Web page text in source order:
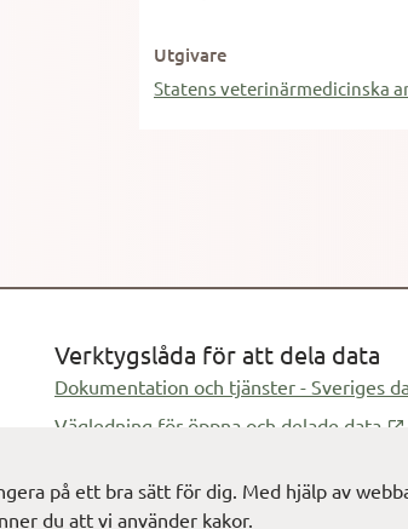
på ett bra sätt för dig. Med hjälp av
du att vi använder kakor.
Utgivare
Statens veterinärmedicinska
Verktygslåda för att dela data
Dokumentation och tjänster - Sveriges
Vägledning för öppna och delade data